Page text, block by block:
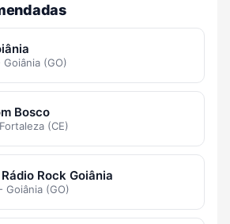
Goiânia (GO)
Bosco
(CE)
Rock Goiânia
Goiânia (GO)